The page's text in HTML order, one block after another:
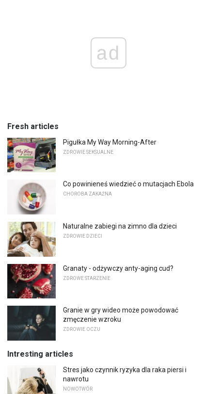
ad
Fresh articles
Pigułka My Way Morning-After
ZDROWIE SEKSUALNE
Co powinieneś wiedzieć o mutacjach Ebola
CHOROBA ZAKAŹNA
Naturalne zabiegi na zimno dla dzieci
ZDROWIE DZIECI
Granaty - odżywczy anty-aging cud?
ZDROWE STARZENIE
Granie w gry wideo może powodować
zmęczenie wzroku
ZDROWIE OCZU
Intresting articles
Stres jako czynnik ryzyka dla raka piersi i
nawrotu
NOWOTWÓR